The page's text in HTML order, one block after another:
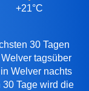
+21°C
30 Tagen
tagsüber
Welver nachts
30 Tage wird die